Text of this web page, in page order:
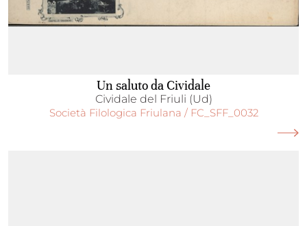
Un saluto da Cividale
Cividale del Friuli (Ud)
Società Filologica Friulana / FC_SFF_0032